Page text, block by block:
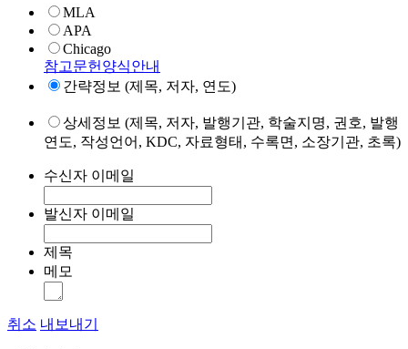
MLA
APA
Chicago
참고문헌양식안내
간략정보 (제목, 저자, 연도)
상세정보 (제목, 저자, 발행기관, 학술지명, 권호, 발행
연도, 작성언어, KDC, 자료형태, 수록면, 소장기관, 초록)
수신자 이메일
발신자 이메일
제목
메모
취소 내보내기